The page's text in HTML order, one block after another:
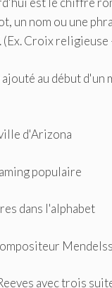
un nom ou une
Croix religieuse
au début d'un
d'Arizona
populaire
dans l'alphabet
avec trois